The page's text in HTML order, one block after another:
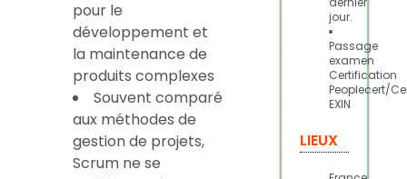
pour le
développement et
la maintenance de
produits complexes
Souvent comparé
aux méthodes de
gestion de projets,
Scrum ne se
jour.
Passage
examen
Certification
Peoplecert/
EXIN
LIEUX